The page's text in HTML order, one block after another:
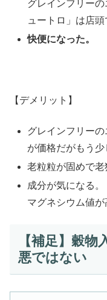
グレインフリー
ュートロ」は店
快便になった。
【デメリット】
グレインフリー
が価格だがもう少
老粒粒が固めで老
成分が気になる。
マグネシウム値が
【補足】穀
悪ではない